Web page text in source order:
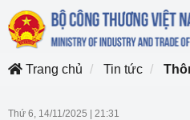
Trang chủ
Tin tức
Thứ 6, 14/11/2025 21:31